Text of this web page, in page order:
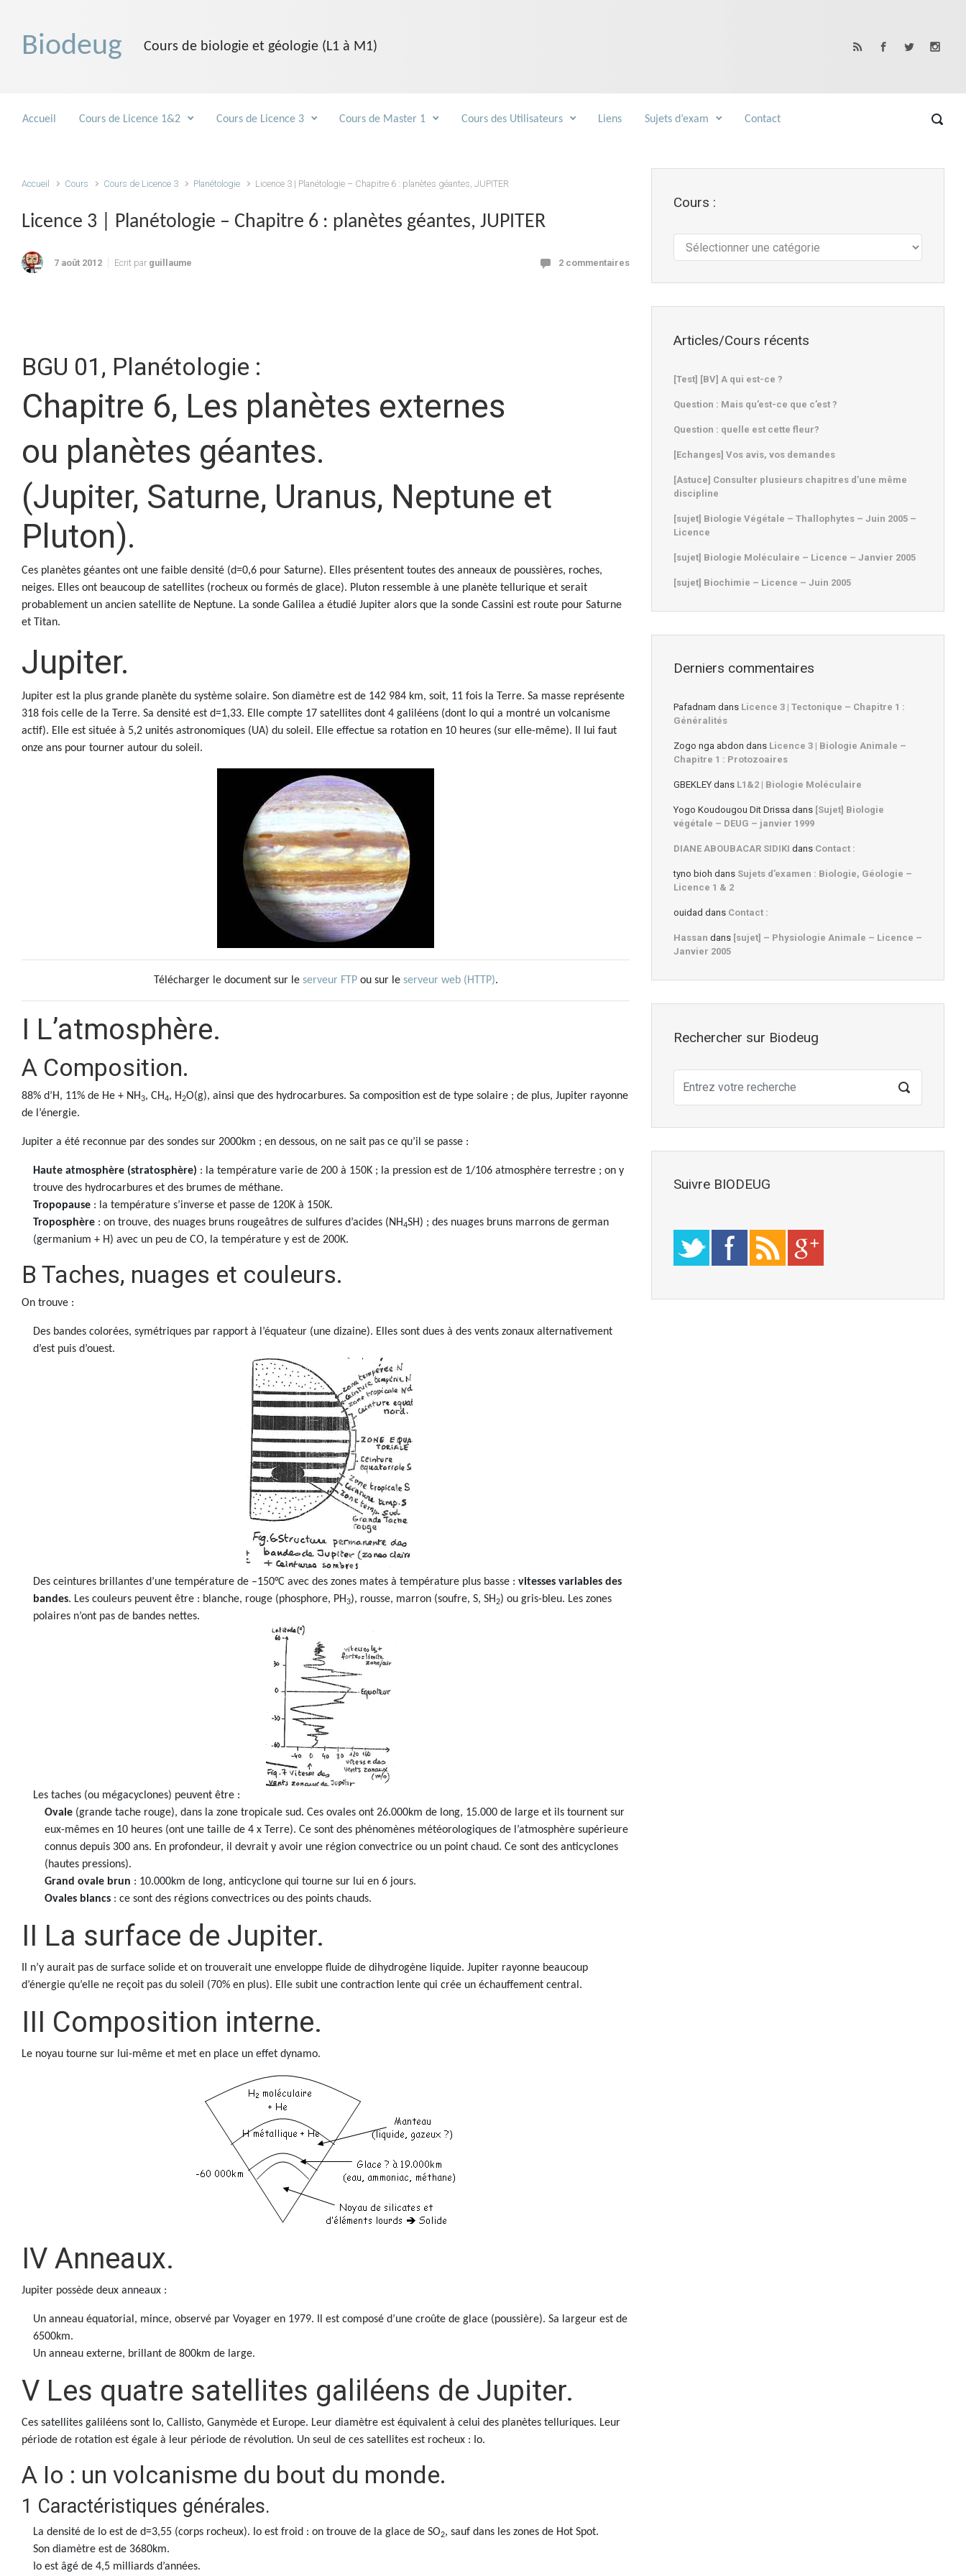
Biodeug Cours de biologie et géologie (L1 à M1)
Accueil Cours de Licence 1&2 Cours de Licence 3 Cours de Master 1 Cours des Utilisateurs Liens Sujets d’exam Contact
Accueil Cours Cours de Licence 3 Planétologie Licence 3 | Planétologie – Chapitre 6 : planètes géantes, JUPITER
Licence 3 | Planétologie – Chapitre 6 : planètes géantes, JUPITER
7 août 2012 Ecrit par guillaume 2 commentaires
BGU 01, Planétologie :
Chapitre 6, Les planètes externes
ou planètes géantes.
(Jupiter, Saturne, Uranus, Neptune et
Pluton).
Ces planètes géantes ont une faible densité (d=0,6 pour Saturne). Elles présentent toutes des anneaux de poussières, roches,
neiges. Elles ont beaucoup de satellites (rocheux ou formés de glace). Pluton ressemble à une planète tellurique et serait
probablement un ancien satellite de Neptune. La sonde Galilea a étudié Jupiter alors que la sonde Cassini est route pour Saturne
et Titan.
Jupiter.
Jupiter est la plus grande planète du système solaire. Son diamètre est de 142 984 km, soit, 11 fois la Terre. Sa masse représente
318 fois celle de la Terre. Sa densité est d=1,33. Elle compte 17 satellites dont 4 galiléens (dont Io qui a montré un volcanisme
actif). Elle est située à 5,2 unités astronomiques (UA) du soleil. Elle effectue sa rotation en 10 heures (sur elle-même). Il lui faut
onze ans pour tourner autour du soleil.
Télécharger le document sur le serveur FTPou sur le serveur web (HTTP).
I L’atmosphère.
A Composition.
88% d’H, 11% de He + NH3, CH4, H2O(g), ainsi que des hydrocarbures. Sa composition est de type solaire ; de plus, Jupiter rayonne
de l’énergie.
Jupiter a été reconnue par des sondes sur 2000km ; en dessous, on ne sait pas ce qu’il se passe :
Haute atmosphère (stratosphère) : la température varie de 200 à 150K ; la pression est de 1/106 atmosphère terrestre ; on y
trouve des hydrocarbures et des brumes de méthane.
Tropopause : la température s’inverse et passe de 120K à 150K.
Troposphère : on trouve, des nuages bruns rougeâtres de sulfures d’acides (NH4SH) ; des nuages bruns marrons de german
(germanium + H) avec un peu de CO, la température y est de 200K.
B Taches, nuages et couleurs.
On trouve :
Des bandes colorées, symétriques par rapport à l’équateur (une dizaine). Elles sont dues à des vents zonaux alternativement
d’est puis d’ouest.
Des ceintures brillantes d’une température de –150°C avec des zones mates à température plus basse : vitesses variables des
bandes. Les couleurs peuvent être : blanche, rouge (phosphore, PH3), rousse, marron (soufre, S, SH2) ou gris-bleu. Les zones
polaires n’ont pas de bandes nettes.
Les taches (ou mégacyclones) peuvent être :
Ovale (grande tache rouge), dans la zone tropicale sud. Ces ovales ont 26.000km de long, 15.000 de large et ils tournent sur
eux-mêmes en 10 heures (ont une taille de 4 x Terre). Ce sont des phénomènes météorologiques de l’atmosphère supérieure
connus depuis 300 ans. En profondeur, il devrait y avoir une région convectrice ou un point chaud. Ce sont des anticyclones
(hautes pressions).
Grand ovale brun : 10.000km de long, anticyclone qui tourne sur lui en 6 jours.
Ovales blancs : ce sont des régions convectrices ou des points chauds.
II La surface de Jupiter.
Il n’y aurait pas de surface solide et on trouverait une enveloppe fluide de dihydrogène liquide. Jupiter rayonne beaucoup
d’énergie qu’elle ne reçoit pas du soleil (70% en plus). Elle subit une contraction lente qui crée un échauffement central.
III Composition interne.
Le noyau tourne sur lui-même et met en place un effet dynamo.
IV Anneaux.
Jupiter possède deux anneaux :
Un anneau équatorial, mince, observé par Voyager en 1979. Il est composé d’une croûte de glace (poussière). Sa largeur est de
6500km.
Un anneau externe, brillant de 800km de large.
V Les quatre satellites galiléens de Jupiter.
Ces satellites galiléens sont Io, Callisto, Ganymède et Europe. Leur diamètre est équivalent à celui des planètes telluriques. Leur
période de rotation est égale à leur période de révolution. Un seul de ces satellites est rocheux : Io.
A Io : un volcanisme du bout du monde.
1 Caractéristiques générales.
La densité de Io est de d=3,55 (corps rocheux). Io est froid : on trouve de la glace de SO2, sauf dans les zones de Hot Spot.
Son diamètre est de 3680km.
Io est âgé de 4,5 milliards d’années.
Cours :
Articles/Cours récents
[Test] [BV] A qui est-ce ?
Question : Mais qu’est-ce que c’est ?
Question : quelle est cette fleur?
[Echanges] Vos avis, vos demandes
[Astuce] Consulter plusieurs chapitres d’une même
discipline
[sujet] Biologie Végétale – Thallophytes – Juin 2005 –
Licence
[sujet] Biologie Moléculaire – Licence – Janvier 2005
[sujet] Biochimie – Licence – Juin 2005
Derniers commentaires
Pafadnam dans Licence 3 | Tectonique – Chapitre 1 :
Généralités
Zogo nga abdon dans Licence 3 | Biologie Animale –
Chapitre 1 : Protozoaires
GBEKLEY dans L1&2 | Biologie Moléculaire
Yogo Koudougou Dit Drissa dans [Sujet] Biologie
végétale – DEUG – janvier 1999
DIANE ABOUBACAR SIDIKI dans Contact :
tyno bioh dans Sujets d’examen : Biologie, Géologie –
Licence 1 & 2
ouidad dans Contact :
Hassan dans [sujet] – Physiologie Animale – Licence –
Janvier 2005
Rechercher sur Biodeug
Suivre BIODEUG